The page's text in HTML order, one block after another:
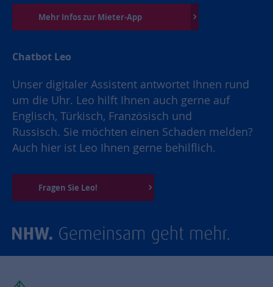
Mehr Infos zur Mieter-App
Chatbot Leo
Unser digitaler Assistent antwortet Ihnen rund
um die Uhr. Leo hilft Ihnen auch gerne auf
Englisch, Türkisch, Französisch und
Russisch. Sie möchten einen Schaden melden?
Auch hier ist Leo Ihnen gerne behilflich.
Fragen Sie Leo!